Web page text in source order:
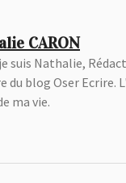
CARON
suis Nathalie,
du blog Oser Ecrire.
ma vie.